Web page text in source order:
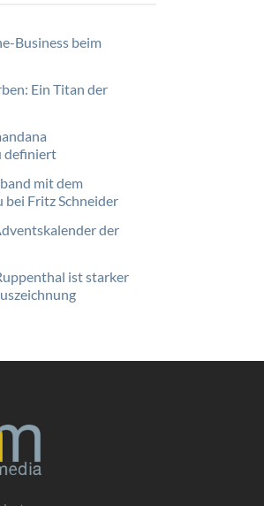
Business beim
Ein Titan der
definiert
mit dem
Fritz Schneider
der
ist starker